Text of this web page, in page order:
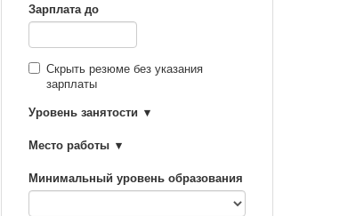
Зарплата до
Скрыть резюме без указания
зарплаты
Уровень занятости
Место работы
Минимальный уровень образования